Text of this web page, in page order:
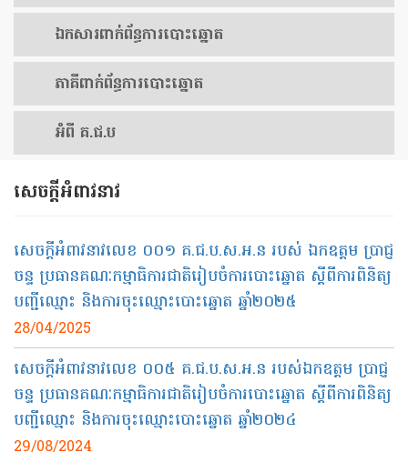
ឯកសារ​ពាក់ព័ន្ធ​ការ​បោះឆ្នោត
​ភាគីពាក់ព័ន្ធ​​ការ​បោះឆ្នោត
អំពី គ.ជ.ប
សេចក្ដី​អំពាវនាវ
សេចក្ដីអំពាវនាវលេខ ០០១ គ.ជ.ប.ស.អ​.ន ​របស់ ឯកឧត្ដម ប្រាជ្ញ
ចន្ទ ប្រធានគណៈកម្មាធិការជាតិរៀបចំការបោះឆ្នោត ស្ដីពីការពិនិត្យ
បញ្ជីឈ្មោះ និងការចុះឈ្មោះបោះឆ្នោត ឆ្នាំ២០២៥
28/04/2025
សេចក្តីអំពាវនាវលេខ ០០៥ គ.ជ.ប.ស.អ.ន របស់ឯកឧត្ដម ប្រាជ្ញ
ចន្ទ ប្រធានគណៈកម្មាធិការជាតិរៀបចំការបោះឆ្នោត ស្តីពីការពិនិត្យ
បញ្ជីឈ្មោះ និងការចុះឈ្មោះបោះឆ្នោត ឆ្នាំ២០២៤
29/08/2024